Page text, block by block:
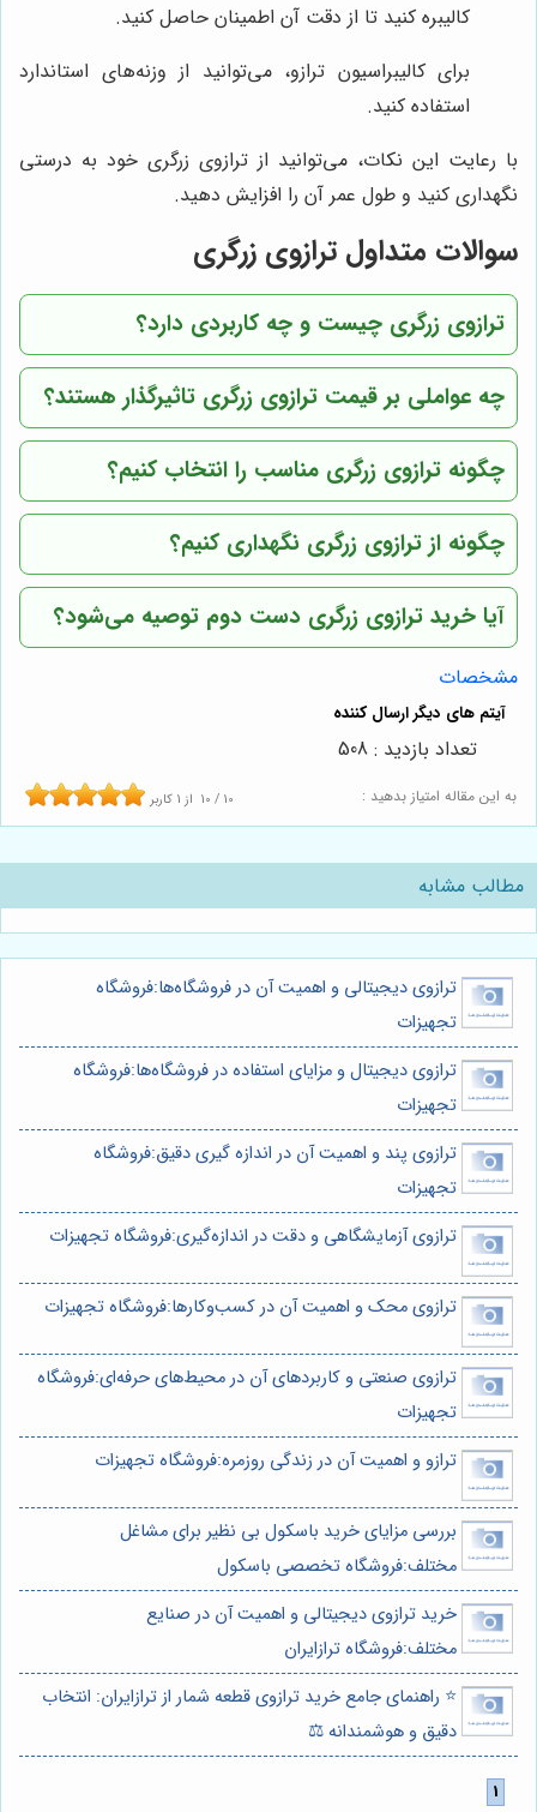
کالیبره کنید تا از دقت آن اطمینان حاصل کنید.
برای کالیبراسیون ترازو، می‌توانید از وزنه‌های استاندارد
استفاده کنید.
با رعایت این نکات، می‌توانید از ترازوی زرگری خود به درستی
نگهداری کنید و طول عمر آن را افزایش دهید.
سوالات متداول ترازوی زرگری
ترازوی زرگری چیست و چه کاربردی دارد؟
چه عواملی بر قیمت ترازوی زرگری تاثیرگذار هستند؟
چگونه ترازوی زرگری مناسب را انتخاب کنیم؟
چگونه از ترازوی زرگری نگهداری کنیم؟
آیا خرید ترازوی زرگری دست دوم توصیه می‌شود؟
مشخصات
به این مقاله امتیاز بدهید : 10 / 10 از 1 کاربر
تعداد بازدید : 508
مطالب مشابه
ترازوی دیجیتالی و اهمیت آن در فروشگاه‌ها:فروشگاه
تجهیزات
ترازوی دیجیتال و مزایای استفاده در فروشگاه‌ها:فروشگاه
تجهیزات
ترازوی پند و اهمیت آن در اندازه گیری دقیق:فروشگاه
تجهیزات
ترازوی آزمایشگاهی و دقت در اندازه‌گیری:فروشگاه تجهیزات
ترازوی محک و اهمیت آن در کسب‌وکارها:فروشگاه تجهیزات
ترازوی صنعتی و کاربردهای آن در محیط‌های حرفه‌ای:فروشگاه
تجهیزات
ترازو و اهمیت آن در زندگی روزمره:فروشگاه تجهیزات
بررسی مزایای خرید باسکول بی نظیر برای مشاغل
مختلف:فروشگاه تخصصی باسکول
خرید ترازوی دیجیتالی و اهمیت آن در صنایع
مختلف:فروشگاه ترازایران
⭐️ راهنمای جامع خرید ترازوی قطعه شمار از ترازایران: انتخاب
دقیق و هوشمندانه ⚖️